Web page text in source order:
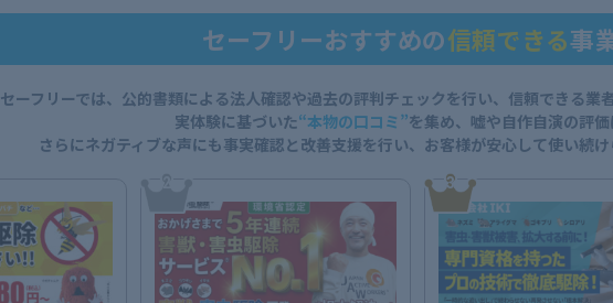
セーフリーおすすめの信頼できる事
セーフリーでは、公的書類による法人確認や過去の評判チェックを行い、信頼できる業
実体験に基づいた“本物の口コミ”を集め、 嘘や自作自演の評価
さらにネガティブな声にも事実確認と改善支援を行い、 お客様が安心して使い続け
3